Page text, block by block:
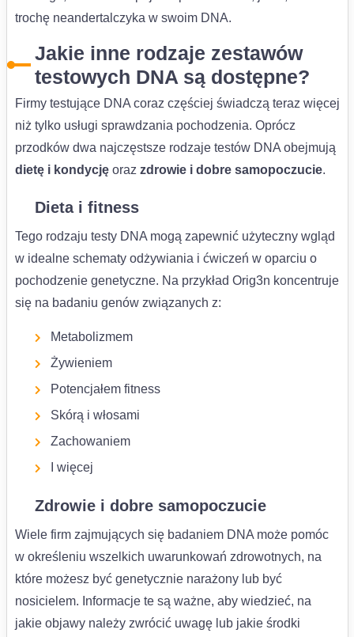
trochę neandertalczyka w swoim DNA.
Jakie inne rodzaje zestawów
testowych DNA są dostępne?
Firmy testujące DNA coraz częściej świadczą teraz więcej
niż tylko usługi sprawdzania pochodzenia. Oprócz
przodków dwa najczęstsze rodzaje testów DNA obejmują
dietę i kondycjęoraz zdrowie i dobre samopoczucie.
Dieta i fitness
Tego rodzaju testy DNA mogą zapewnić użyteczny wgląd
w idealne schematy odżywiania i ćwiczeń w oparciu o
pochodzenie genetyczne. Na przykład Orig3n koncentruje
się na badaniu genów związanych z:
Metabolizmem
Żywieniem
Potencjałem fitness
Skórą i włosami
Zachowaniem
I więcej
Zdrowie i dobre samopoczucie
Wiele firm zajmujących się badaniem DNA może pomóc
w określeniu wszelkich uwarunkowań zdrowotnych, na
które możesz być genetycznie narażony lub być
nosicielem. Informacje te są ważne, aby wiedzieć, na
jakie objawy należy zwrócić uwagę lub jakie środki